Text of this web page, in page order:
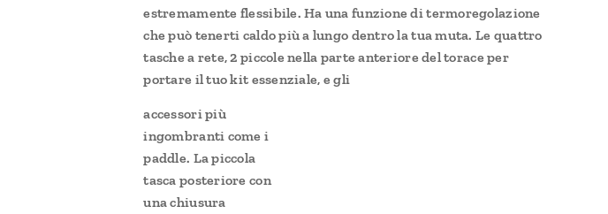
estremamente flessibile. Ha una funzione di termoregolazione
che può tenerti caldo più a lungo dentro la tua muta. Le quattro
tasche a rete, 2 piccole nella parte anteriore del torace per
portare il tuo kit essenziale, e gli
accessori più
ingombranti come i
paddle. La piccola
tasca posteriore con
una chiusura